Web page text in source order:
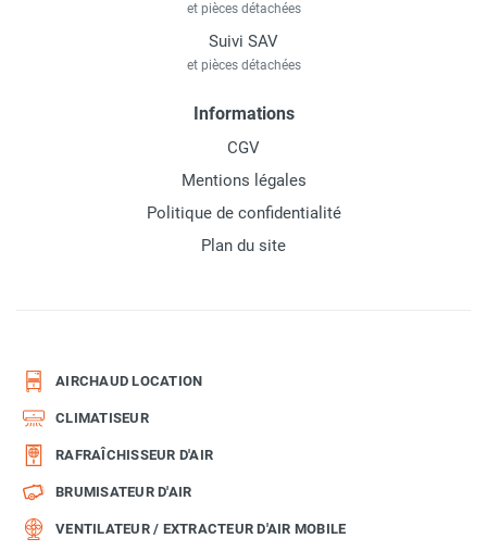
et pièces détachées
Suivi SAV
et pièces détachées
Informations
CGV
Mentions légales
Politique de confidentialité
Plan du site
AIRCHAUD LOCATION
CLIMATISEUR
RAFRAÎCHISSEUR D'AIR
BRUMISATEUR D'AIR
VENTILATEUR / EXTRACTEUR D'AIR MOBILE